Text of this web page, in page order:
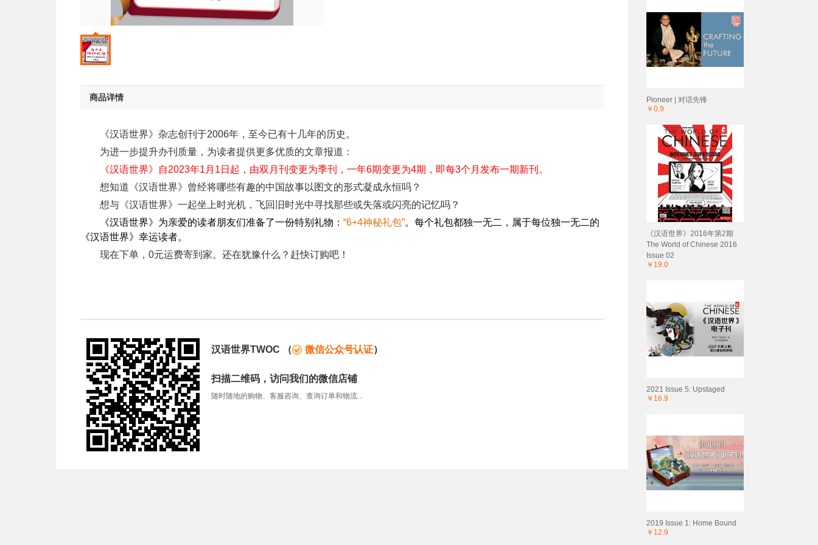
商品详情
《汉语世界》杂志创刊于2006年，至今已有十几年的历史。
为进一步提升办刊质量，为读者提供更多优质的文章报道：
《汉语世界》自2023年1月1日起，由双月刊变更为季刊，一年6期变更为4期，即每3个月发布一期新刊。
想知道《汉语世界》曾经将哪些有趣的中国故事以图文的形式凝成永恒吗？
想与《汉语世界》一起坐上时光机，飞回旧时光中寻找那些或失落或闪亮的记忆吗？
《汉语世界》为亲爱的读者朋友们准备了一份特别礼物： “6+4神秘礼包”。每个礼包都独一无二，属于每位独一无二的
《汉语世界》幸运读者。
现在下单，0元运费寄到家。还在犹豫什么？赶快订购吧！
汉语世界TWOC （ 微信公众号认证）
扫描二维码，访问我们的微信店铺
随时随地的购物、客服咨询、查询订单和物流...
Pioneer | 对话先锋
￥0.9
《汉语世界》2016年第2期
The World of Chinese 2016
Issue 02
￥19.0
2021 Issue 5: Upstaged
￥16.9
2019 Issue 1: Home Bound
￥12.9